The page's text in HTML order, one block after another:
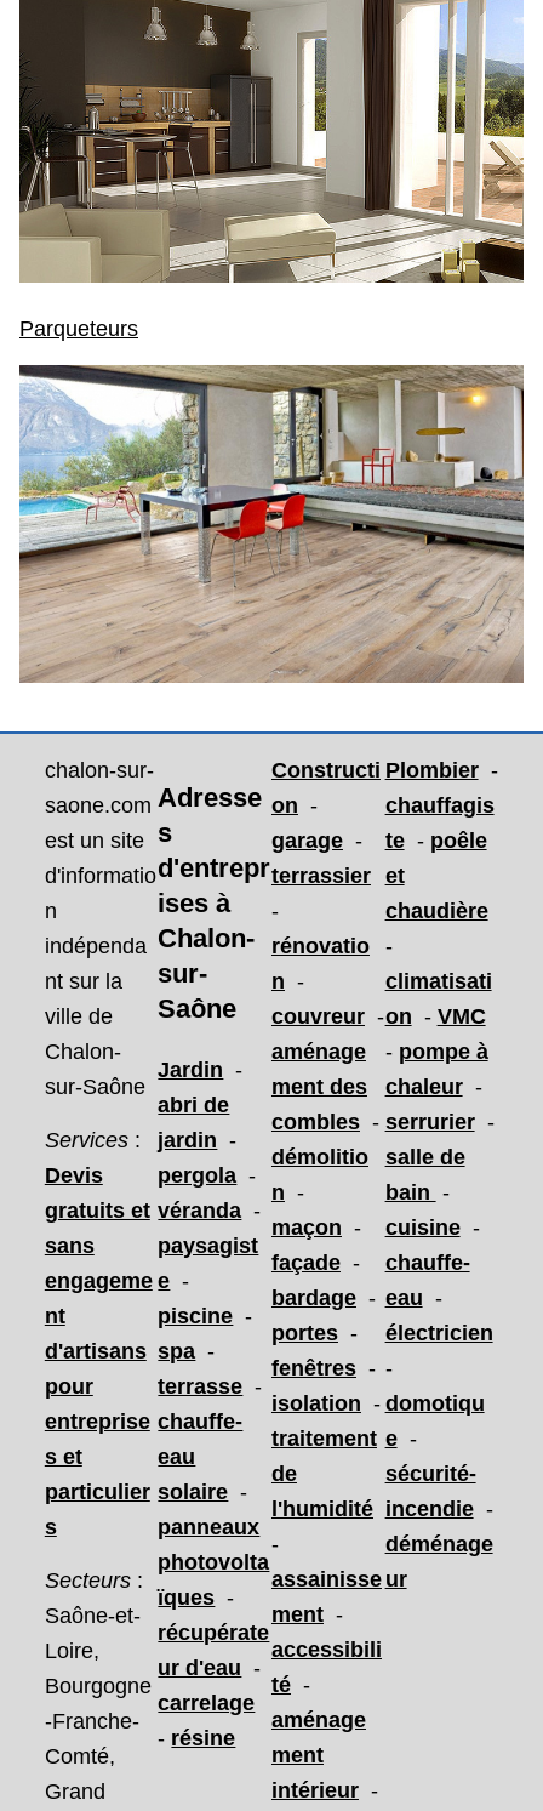
Parqueteurs
chalon-sur-
saone.com
est un site
d'informatio
n
indépenda
nt sur la
ville de
Chalon-
sur-Saône
Services:
Devis
gratuits et
sans
engageme
nt
d'artisans
pour
entreprise
s et
particulier
s
Secteurs :
Saône-et-
Loire,
Bourgogne
-Franche-
Comté,
Grand
Adresse
s
d'entrepr
isesà
Chalon-
sur-
Saône
Jardin -
abri de
jardin -
pergola -
véranda -
paysagist
e -
piscine -
spa -
terrasse -
chauffe-
eau
solaire -
panneaux
photovolta
ïques -
récupérate
ur d'eau -
carrelage
- résine
Constructi
on -
garage -
terrassier
-
rénovatio
n -
couvreur -
aménage
ment des
combles -
démolitio
n -
maçon -
façade -
bardage -
portes -
fenêtres -
isolation -
traitement
de
l'humidité
-
assainisse
ment -
accessibili
té -
aménage
ment
intérieur -
Plombier -
chauffagis
te - poêle
et
chaudière
-
climatisati
on - VMC
- pompe à
chaleur -
serrurier -
salle de
bain -
cuisine -
chauffe-
eau -
électricien
-
domotiqu
e -
sécurité-
incendie -
déménage
ur